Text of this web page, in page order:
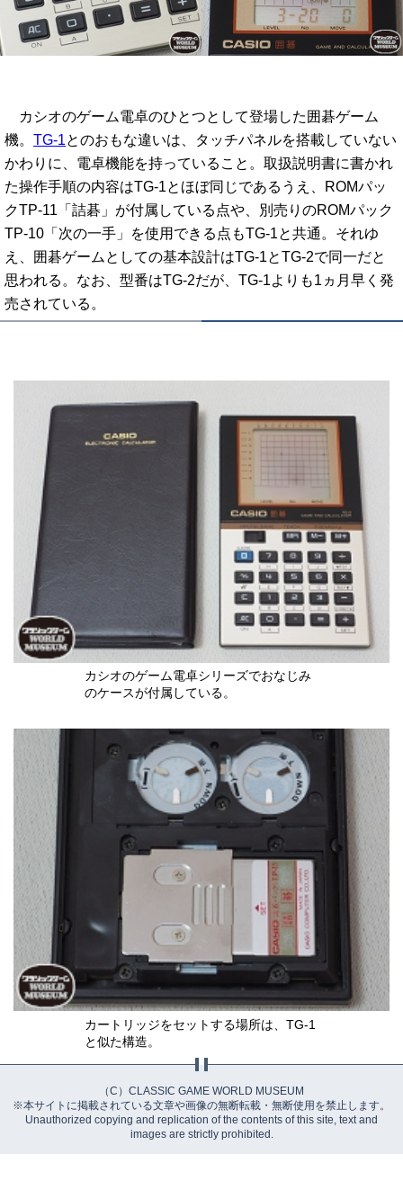
カシオのゲーム電卓のひとつとして登場した囲碁ゲーム
機。 TG-1とのおもな違いは、タッチパネルを搭載していない
かわりに、電卓機能を持っていること。取扱説明書に書かれ
た操作手順の内容はTG-1とほぼ同じであるうえ、ROMパッ
クTP-11「詰碁」が付属している点や、別売りのROMパック
TP-10「次の一手」を使用できる点もTG-1と共通。それゆ
え、囲碁ゲームとしての基本設計はTG-1とTG-2で同一だと
思われる。なお、型番はTG-2だが、TG-1よりも1ヵ月早く発
売されている。
カシオのゲーム電卓シリーズでおなじみ
のケースが付属している。
カートリッジをセットする場所は、TG-1
と似た構造。
（C）CLASSIC GAME WORLD MUSEUM
※本サイトに掲載されている文章や画像の無断転載・無断使用を禁止します。
Unauthorized copying and replication of the contents of this site, text and
images are strictly prohibited.